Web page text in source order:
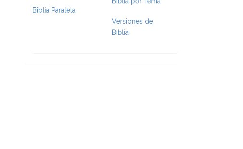
Biblia Paralela
Versiones de
Biblia